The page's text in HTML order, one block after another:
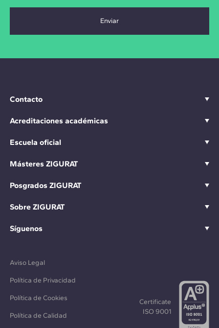
Contacto
Acreditaciones académicas
Escuela oficial
Másteres ZIGURAT
Posgrados ZIGURAT
Sobre ZIGURAT
Síguenos
Aviso Legal
Política de Privacidad
Política de Cookies
Política de Calidad
Certificate
ISO 9001